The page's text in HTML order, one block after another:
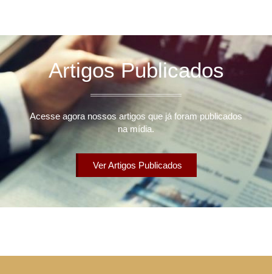
Artigos Publicados
Acesse agora nossos artigos que já foram publicados
na mídia.
Ver Artigos Publicados